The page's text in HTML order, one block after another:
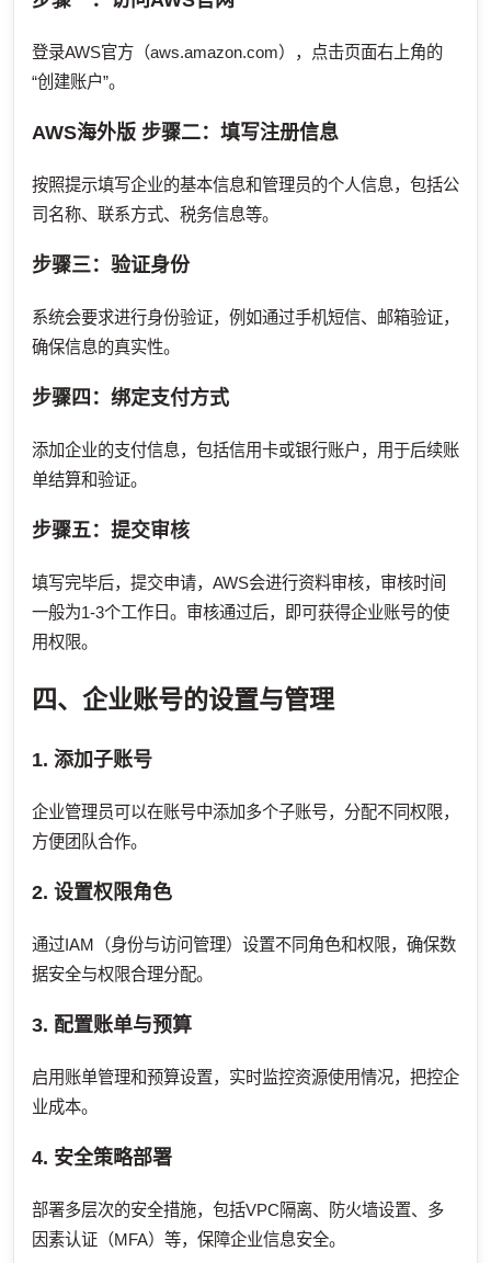
登录AWS官方（aws.amazon.com），点击页面右上角的
“创建账户”。
AWS海外版 步骤二：填写注册信息
按照提示填写企业的基本信息和管理员的个人信息，包括公
司名称、联系方式、税务信息等。
步骤三：验证身份
系统会要求进行身份验证，例如通过手机短信、邮箱验证，
确保信息的真实性。
步骤四：绑定支付方式
添加企业的支付信息，包括信用卡或银行账户，用于后续账
单结算和验证。
步骤五：提交审核
填写完毕后，提交申请，AWS会进行资料审核，审核时间
一般为1-3个工作日。审核通过后，即可获得企业账号的使
用权限。
四、企业账号的设置与管理
1. 添加子账号
企业管理员可以在账号中添加多个子账号，分配不同权限，
方便团队合作。
2. 设置权限角色
通过IAM（身份与访问管理）设置不同角色和权限，确保数
据安全与权限合理分配。
3. 配置账单与预算
启用账单管理和预算设置，实时监控资源使用情况，把控企
业成本。
4. 安全策略部署
部署多层次的安全措施，包括VPC隔离、防火墙设置、多
因素认证（MFA）等，保障企业信息安全。